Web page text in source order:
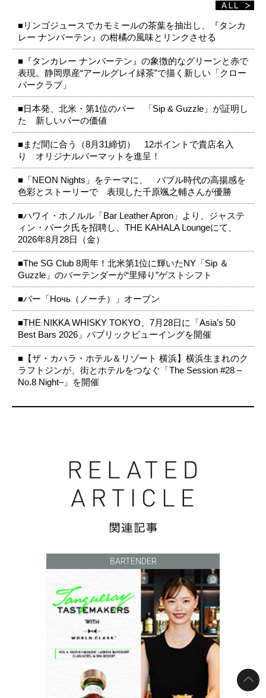
■リンゴジュースでカモミールの茶葉を抽出し、『タンカ
レー ナンバーテン』の柑橘の風味とリンクさせる
■『タンカレー ナンバーテン』の象徴的なグリーンと赤で
表現。静岡県産“アールグレイ緑茶”で描く新しい「クロー
バークラブ」
■日本発、北米・第1位のバー 「Sip & Guzzle」が証明し
た 新しいバーの価値
■まだ間に合う（8月31締切） 12ポイントで貴店名入
り オリジナルバーマットを進呈！
■「NEON Nights」をテーマに、 バブル時代の高揚感を
色彩とストーリーで 表現した千原颯之輔さんが優勝
■ハワイ・ホノルル「Bar Leather Apron」より、ジャステ
ィン・パーク氏を招聘し、THE KAHALA Loungeにて、
2026年8月28日（金）
■The SG Club 8周年！北米第1位に輝いたNY「Sip ＆
Guzzle」のバーテンダーが“里帰り”ゲストシフト
■バー「Ночь（ノーチ）」オープン
■THE NIKKA WHISKY TOKYO、7月28日に「Asia’s 50
Best Bars 2026」パブリックビューイングを開催
■【ザ・カハラ・ホテル＆リゾート 横浜】横浜生まれのク
ラフトジンが、街とホテルをつなぐ「The Session #28 –
No.8 Night–」を開催
BARTENDER